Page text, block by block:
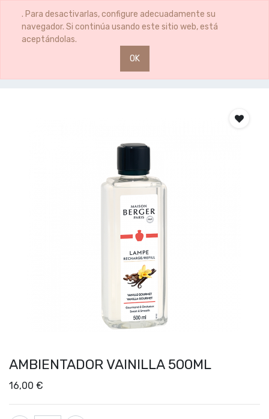
. Para desactivarlas, configure adecuadamente su
navegador. Si continúa usando este sitio web, está
aceptándolas.
OK
0 0
AMBIENTADOR VAINILLA 500ML
AMBIENTADOR VAINILLA 500ML
16,00 €